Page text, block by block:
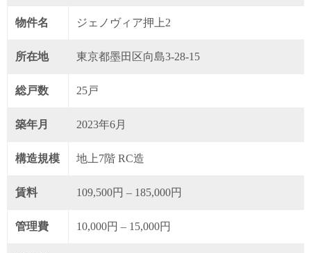
物件名 ジェノヴィア押上2
所在地 東京都墨田区向島3-28-15
総戸数 25戸
築年月 2023年6月
構造規模 地上7階 RC造
賃料 109,500円 – 185,000円
管理費 10,000円 – 15,000円